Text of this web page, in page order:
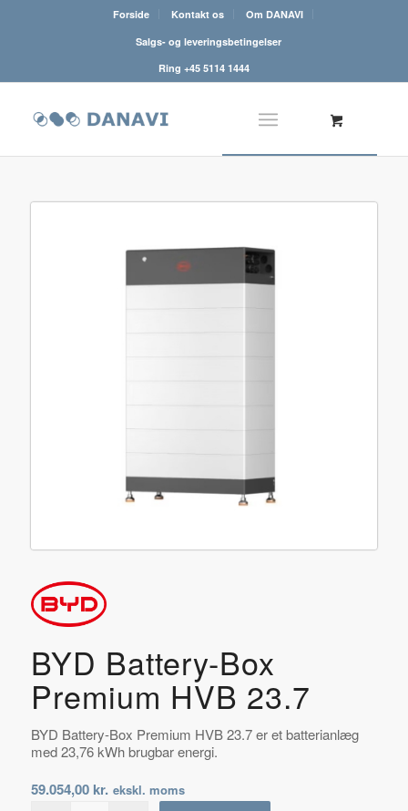
Forside Kontakt os
Om DANAVI
Salgs- og leveringsbetingelser
Ring +45 5114 1444
BYD Battery-Box
Premium HVB 23.7
BYD Battery-Box Premium HVB 23.7 er et batterianlæg
med 23,76 kWh brugbar energi.
59.054,00 kr. ekskl. moms